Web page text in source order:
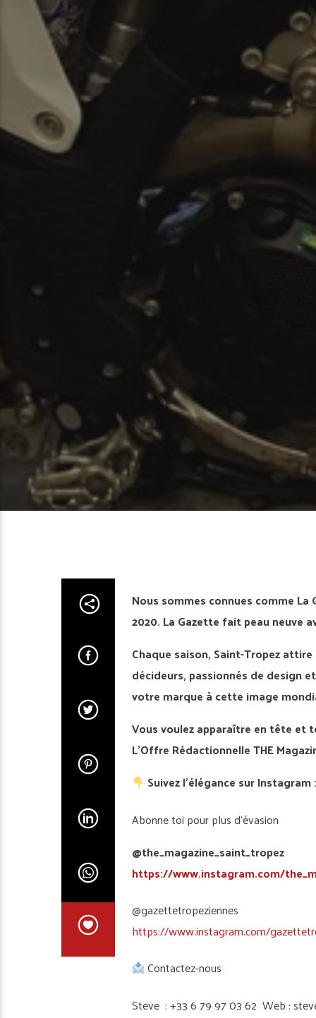
Nous sommes connues comme
2020. La Gazette fait peau neuve
Chaque saison, Saint-Tropez
décideurs, passionnés de design
votre marque à cette image
Vous voulez apparaître en tête et
L’Offre Rédactionnelle THE
Suivez l’élégance sur Instagram :
Abonne toi pour plus d’évasion
@the_magazine_saint_tropez
https://www.instagram.com/
@gazettetropeziennes
https://www.instagram.com/
Contactez-nous
Steve : +33 6 79 97 03 62 Web :